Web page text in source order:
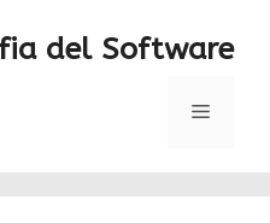
del Software
Menú